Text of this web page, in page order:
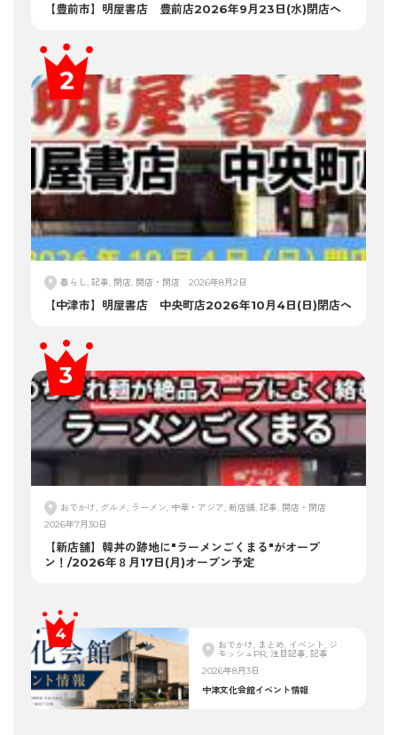
【豊前市】明屋書店 豊前店2026年9月23日(水)閉店へ
暮らし, 記事, 閉店, 開店・閉店 2026年8月2日
【中津市】明屋書店 中央町店2026年10月4日(日)閉店へ
おでかけ, グルメ, ラーメン, 中華・アジア, 新店舗, 記事, 開店・閉店
2026年7月30日
【新店舗】韓丼の跡地に"ラーメンごくまる"がオープ
ン！/2026年８月17日(月)オープン予定
おでかけ, まとめ, イベント, ジ
モッシュPR, 注目記事, 記事
2026年8月3日
中津文化会館イベント情報